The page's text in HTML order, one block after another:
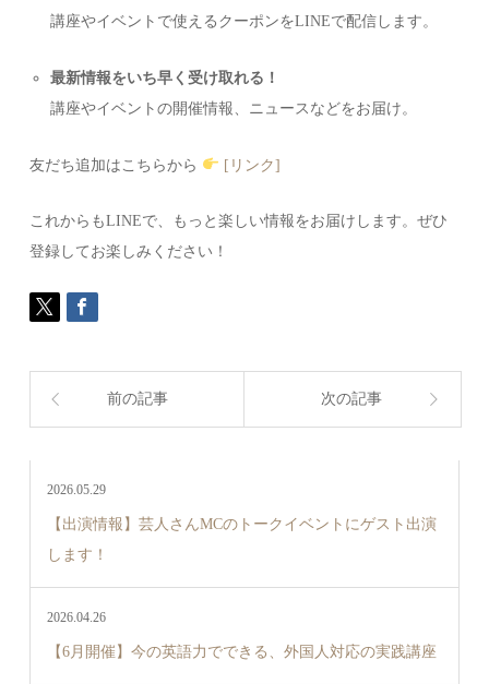
講座やイベントで使えるクーポンをLINEで配信します。
最新情報をいち早く受け取れる！
講座やイベントの開催情報、ニュースなどをお届け。
友だち追加はこちらから [リンク]
これからもLINEで、もっと楽しい情報をお届けします。ぜひ
登録してお楽しみください！
前の記事 次の記事
2026.05.29
【出演情報】芸人さんMCのトークイベントにゲスト出演
します！
2026.04.26
【6月開催】今の英語力でできる、外国人対応の実践講座